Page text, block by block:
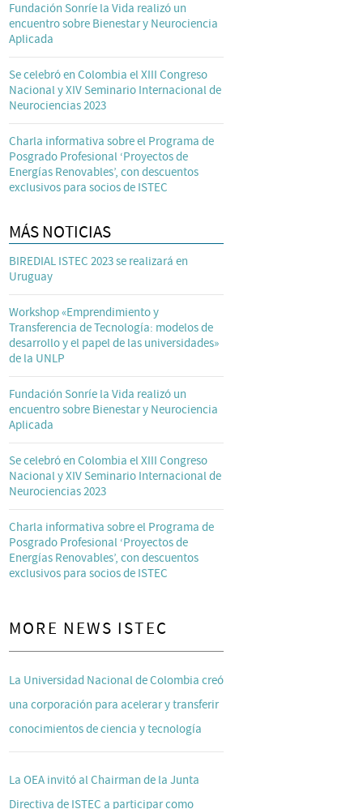
Fundación Sonríe la Vida realizó un
encuentro sobre Bienestar y Neurociencia
Aplicada
Se celebró en Colombia el XIII Congreso
Nacional y XIV Seminario Internacional de
Neurociencias 2023
Charla informativa sobre el Programa de
Posgrado Profesional ‘Proyectos de
Energías Renovables’, con descuentos
exclusivos para socios de ISTEC
MÁS NOTICIAS
BIREDIAL ISTEC 2023 se realizará en
Uruguay
Workshop «Emprendimiento y
Transferencia de Tecnología: modelos de
desarrollo y el papel de las universidades»
de la UNLP
Fundación Sonríe la Vida realizó un
encuentro sobre Bienestar y Neurociencia
Aplicada
Se celebró en Colombia el XIII Congreso
Nacional y XIV Seminario Internacional de
Neurociencias 2023
Charla informativa sobre el Programa de
Posgrado Profesional ‘Proyectos de
Energías Renovables’, con descuentos
exclusivos para socios de ISTEC
MORE NEWS ISTEC
La Universidad Nacional de Colombia creó
una corporación para acelerar y transferir
conocimientos de ciencia y tecnología
La OEA invitó al Chairman de la Junta
Directiva de ISTEC a participar como